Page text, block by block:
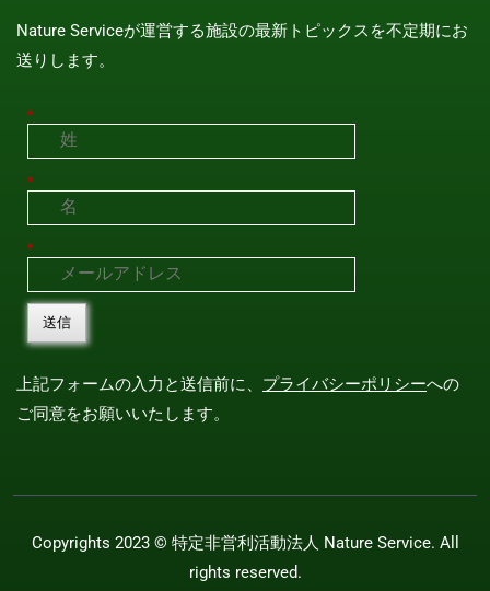
Nature Serviceが運営する施設の最新トピックスを不定期にお
送りします。
*
*
*
送信
上記フォームの入力と送信前に、 プライバシーポリシーへの
ご同意をお願いいたします。
Copyrights 2023 © 特定非営利活動法人 Nature Service. All
rights reserved.